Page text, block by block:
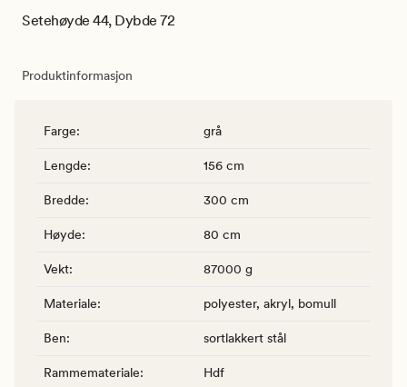
Setehøyde 44, Dybde 72
Produktinformasjon
Farge: grå
Lengde: 156 cm
Bredde: 300 cm
Høyde: 80 cm
Vekt: 87000 g
Materiale: polyester, akryl, bomull
Ben: sortlakkert stål
Rammemateriale: Hdf